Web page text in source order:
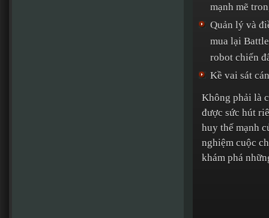
mạnh mẽ
Quản lý và
mua lại
robot chiến
Kề vai sát
Không phải là
được sức hút
huy thế mạnh
nghiệm cuộc
khám phá